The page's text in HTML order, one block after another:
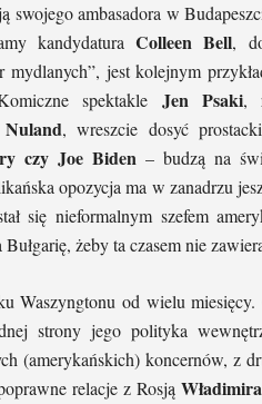
swojego ambasadora w
kandydaturaColleen Bell,
mydlanych”, jest kolejnym
spektakle Jen Psaki,
, wreszcie dosyć
czy Joe Biden – budzą na
opozycja ma w zanadrzu
się nieformalnym szefem
żeby ta czasem nie
Waszyngtonu od wielu
strony jego polityka
(amerykańskich) koncernów, z
relacje z Rosją